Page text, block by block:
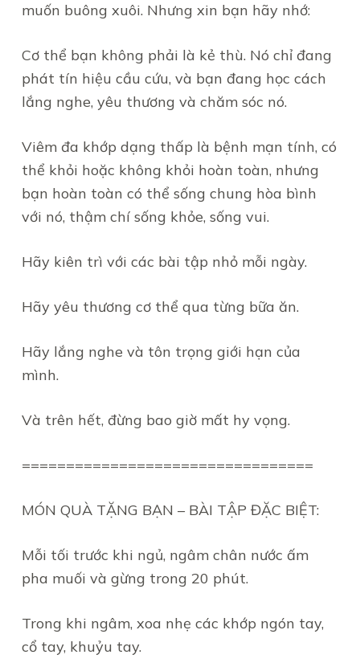
muốn buông xuôi. Nhưng xin bạn hãy nhớ:
Cơ thể bạn không phải là kẻ thù. Nó chỉ đang
phát tín hiệu cầu cứu, và bạn đang học cách
lắng nghe, yêu thương và chăm sóc nó.
Viêm đa khớp dạng thấp là bệnh mạn tính, có
thể khỏi hoặc không khỏi hoàn toàn, nhưng
bạn hoàn toàn có thể sống chung hòa bình
với nó, thậm chí sống khỏe, sống vui.
Hãy kiên trì với các bài tập nhỏ mỗi ngày.
Hãy yêu thương cơ thể qua từng bữa ăn.
Hãy lắng nghe và tôn trọng giới hạn của
mình.
Và trên hết, đừng bao giờ mất hy vọng.
=================================
MÓN QUÀ TẶNG BẠN – BÀI TẬP ĐẶC BIỆT:
Mỗi tối trước khi ngủ, ngâm chân nước ấm
pha muối và gừng trong 20 phút.
Trong khi ngâm, xoa nhẹ các khớp ngón tay,
cổ tay, khuỷu tay.